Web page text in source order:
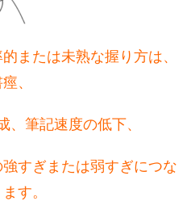
または未熟な握り方は、
、
、筆記速度の低下、
すぎまたは弱すぎにつな
す。